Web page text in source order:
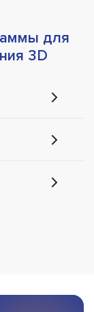
для
3D